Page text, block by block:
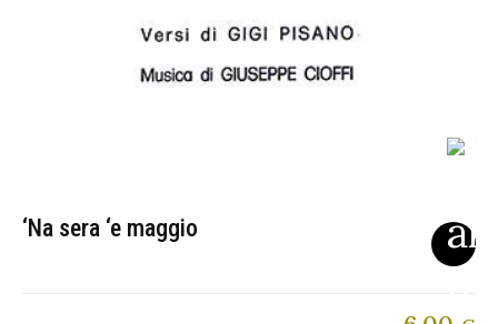
‘Na sera ‘e maggio